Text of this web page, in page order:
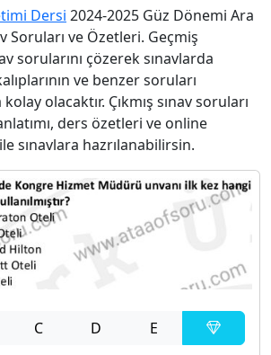
Dersi 2024-2025 Güz Dönemi Ara
Soruları ve Özetleri. Geçmiş
sorularını çözerek sınavlarda
ve benzer soruları
olacaktır. Çıkmış sınav soruları
ders özetleri ve online
sınavlara hazrılanabilirsin.
C D E